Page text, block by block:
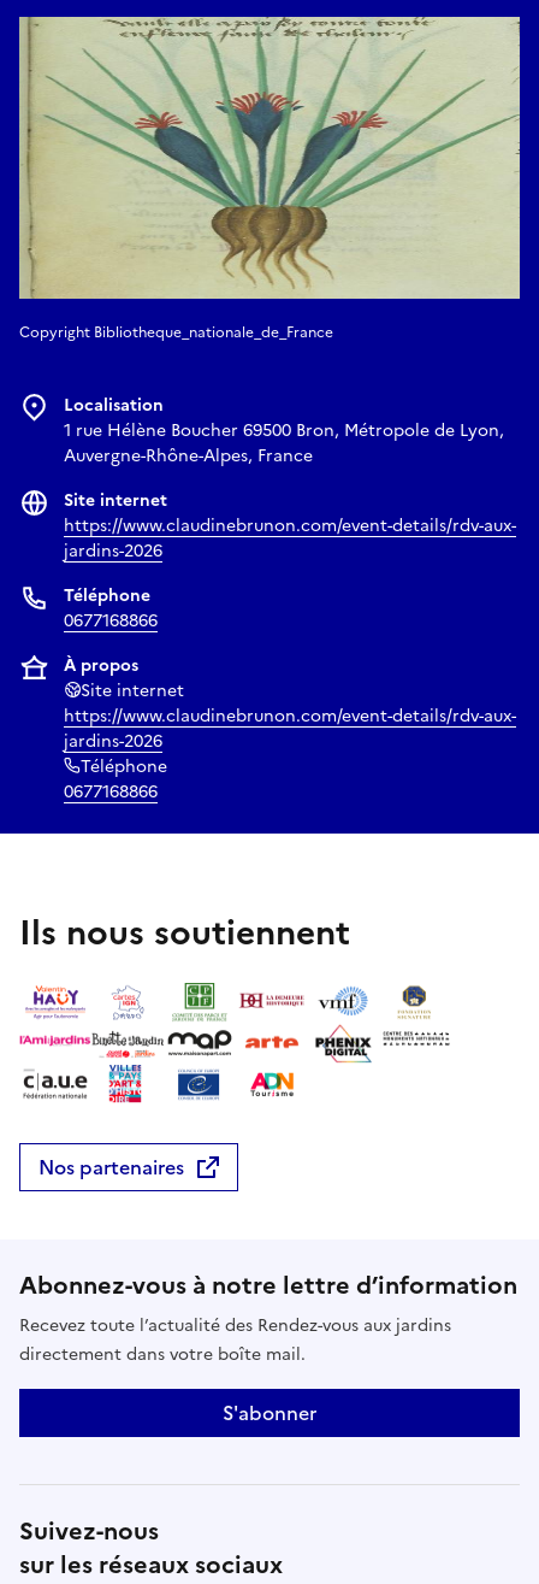
Copyright Bibliotheque_nationale_de_France
Localisation
1 rue Hélène Boucher 69500 Bron, Métropole de Lyon,
Auvergne-Rhône-Alpes, France
Site internet
https://www.claudinebrunon.com/event-details/rdv-aux-
jardins-2026
Téléphone
0677168866
À propos
Site internet
https://www.claudinebrunon.com/event-details/rdv-aux-
jardins-2026
Téléphone
0677168866
Ils nous soutiennent
Nos partenaires
Abonnez-vous à notre lettre d’information
Recevez toute l’actualité des Rendez-vous aux jardins
directement dans votre boîte mail.
S'abonner
Suivez-nous
sur les réseaux sociaux